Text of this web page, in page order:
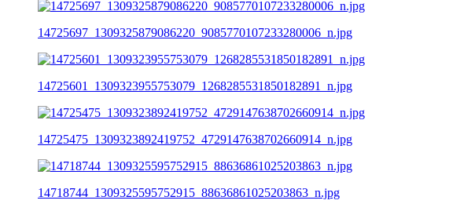
14725697_1309325879086220_9085770107233280006_n.jpg
14725601_1309323955753079_1268285531850182891_n.jpg
14725475_1309323892419752_4729147638702660914_n.jpg
14718744_1309325595752915_88636861025203863_n.jpg